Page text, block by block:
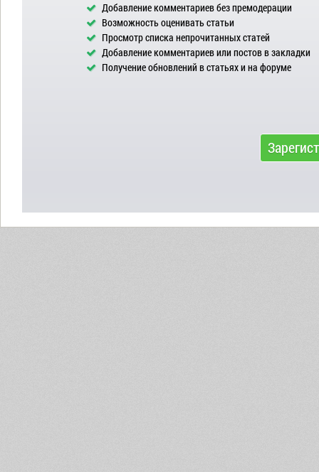
Добавление комментариев без премодерации
Возможность оценивать статьи
Просмотр списка непрочитанных статей
Добавление комментариев или постов в закладки
Получение обновлений в статьях и на форуме